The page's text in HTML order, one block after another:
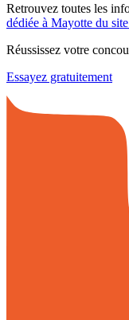
Retrouvez toutes les
dédiée à Mayotte du
Réussissez votre
Essayez gratuitement